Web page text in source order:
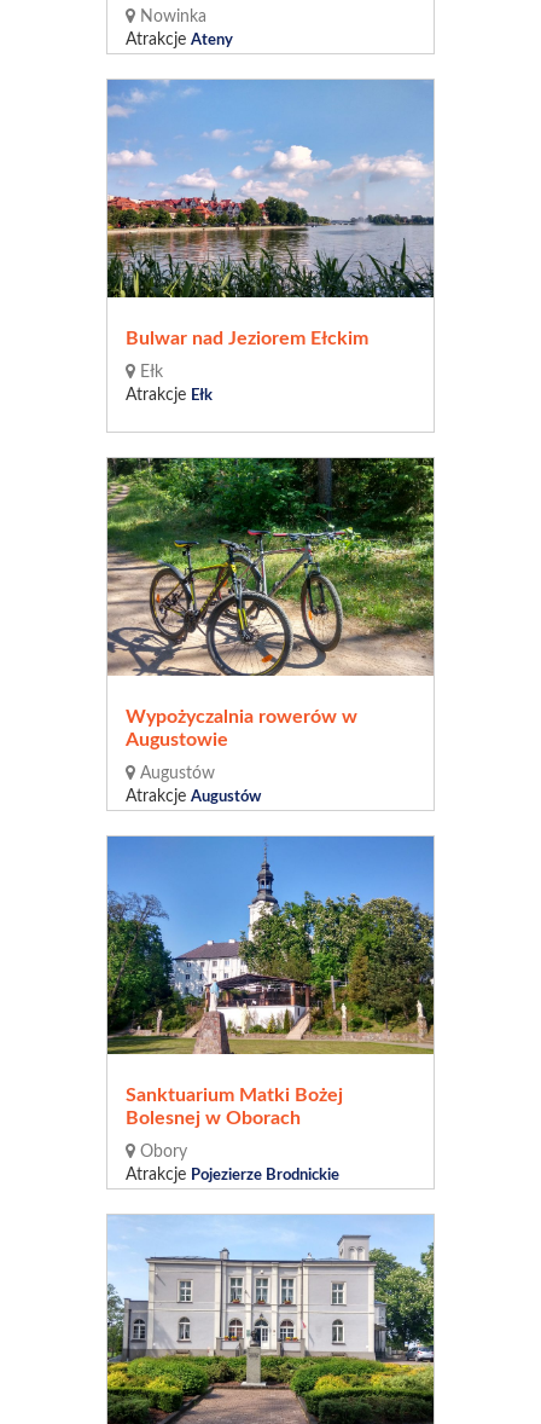
Nowinka
Atrakcje Ateny
Bulwar nad Jeziorem Ełckim
Ełk
Atrakcje Ełk
Wypożyczalnia rowerów w
Augustowie
Augustów
Atrakcje Augustów
Sanktuarium Matki Bożej
Bolesnej w Oborach
Obory
Atrakcje Pojezierze Brodnickie